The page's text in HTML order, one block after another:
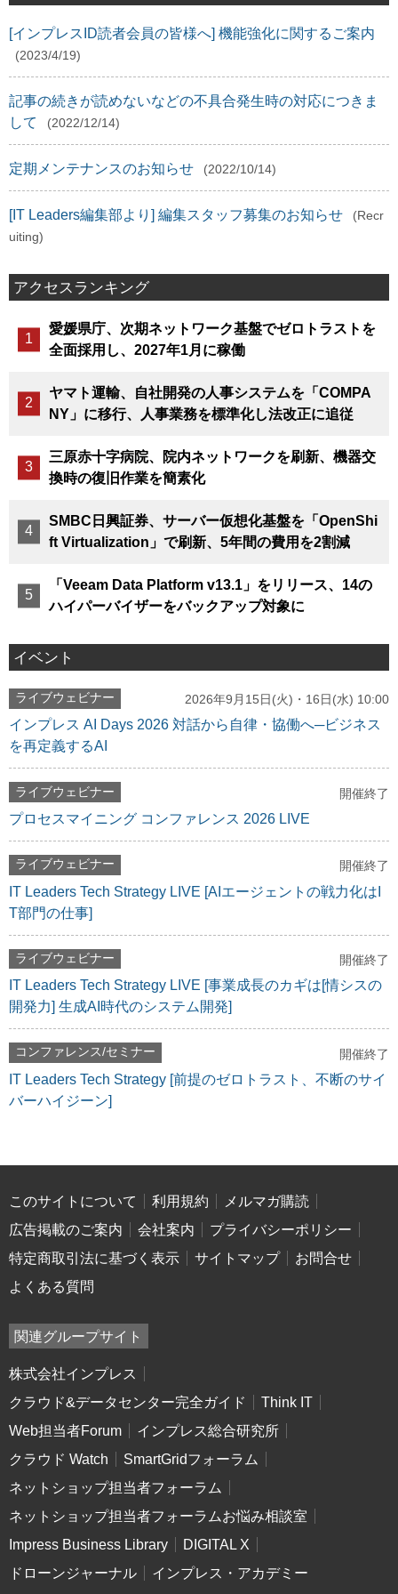
[インプレスID読者会員の皆様へ] 機能強化に関するご案内
(2023/4/19)
記事の続きが読めないなどの不具合発生時の対応につきま
して
(2022/12/14)
定期メンテナンスのお知らせ (2022/10/14)
[IT Leaders編集部より] 編集スタッフ募集のお知らせ
(Recr
uiting)
アクセスランキング
愛媛県庁、次期ネットワーク基盤でゼロトラストを
全面採用し、2027年1月に稼働
ヤマト運輸、自社開発の人事システムを「COMPA
NY」に移行、人事業務を標準化し法改正に追従
三原赤十字病院、院内ネットワークを刷新、機器交
換時の復旧作業を簡素化
SMBC日興証券、サーバー仮想化基盤を「OpenShi
ft Virtualization」で刷新、5年間の費用を2割減
「Veeam Data Platform v13.1」をリリース、14の
ハイパーバイザーをバックアップ対象に
イベント
ライブウェビナー 2026年9月15日(火)・16日(水) 10:00
インプレス AI Days 2026 対話から自律・協働へ─ビジネス
を再定義するAI
ライブウェビナー 開催終了
プロセスマイニング コンファレンス 2026 LIVE
ライブウェビナー 開催終了
IT Leaders Tech Strategy LIVE [AIエージェントの戦力化はI
T部門の仕事]
ライブウェビナー 開催終了
IT Leaders Tech Strategy LIVE [事業成長のカギは[情シスの
開発力] 生成AI時代のシステム開発]
コンファレンス/セミナー 開催終了
IT Leaders Tech Strategy [前提のゼロトラスト、不断のサイ
バーハイジーン]
このサイトについて 利用規約
メルマガ購読
広告掲載のご案内
会社案内
プライバシーポリシー
特定商取引法に基づく表示
サイトマップ
お問合せ
よくある質問
関連グループサイト
株式会社インプレス
クラウド&データセンター完全ガイド
Think IT
Web担当者Forum
インプレス総合研究所
クラウド Watch
SmartGridフォーラム
ネットショップ担当者フォーラム
ネットショップ担当者フォーラムお悩み相談室
Impress Business Library
DIGITAL X
ドローンジャーナル
インプレス・アカデミー